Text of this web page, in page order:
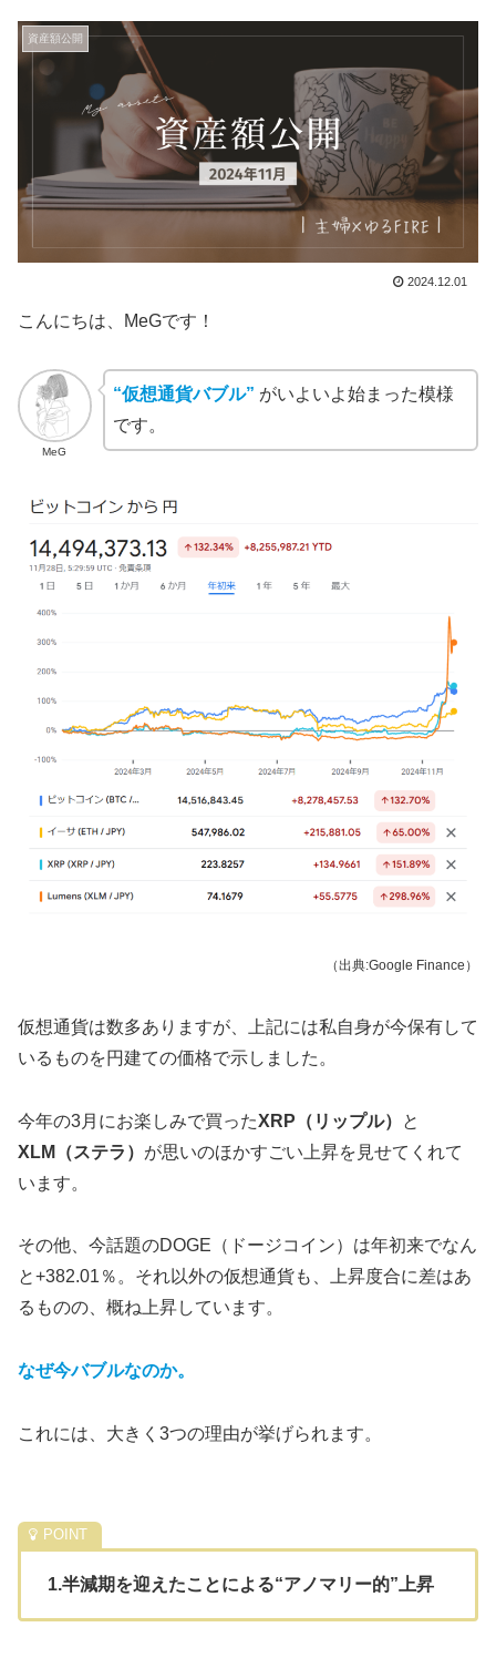
資産額公開
2024.12.01
こんにちは、MeGです！
MeG
“仮想通貨バブル” がいよいよ始まった模様
です。
（出典:Google Finance）
仮想通貨は数多ありますが、上記には私自身が今保有して
いるものを円建ての価格で示しました。
今年の3月にお楽しみで買ったXRP（リップル）
と
XLM（ステラ） が思いのほかすごい上昇を見せてくれて
います。
その他、今話題のDOGE（ドージコイン）は年初来でなん
と+382.01％。それ以外の仮想通貨も、上昇度合に差はあ
るものの、概ね上昇しています。
なぜ今バブルなのか。
これには、大きく3つの理由が挙げられます。
1.半減期を迎えたことによる“アノマリー的”上昇